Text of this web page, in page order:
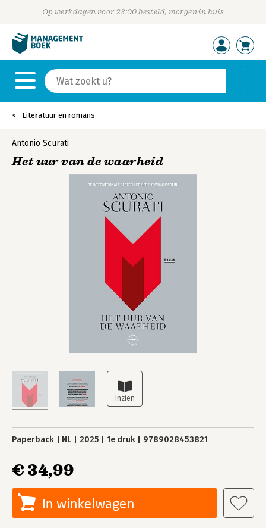
Op werkdagen voor 23:00 besteld, morgen in huis
Literatuur en romans
Antonio Scurati
Het uur van de waarheid
Paperback NL 2025 1e druk 9789028453821
€ 34,99
In winkelwagen